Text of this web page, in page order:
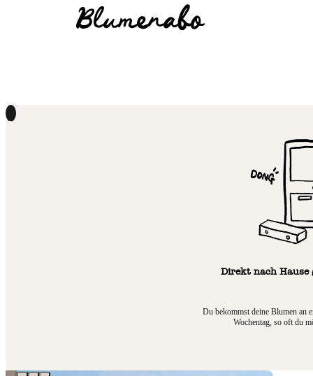
Blumenabo
1
Direkt nach Hause
Du bekommst deine Blumen an
Wochentag, so oft du